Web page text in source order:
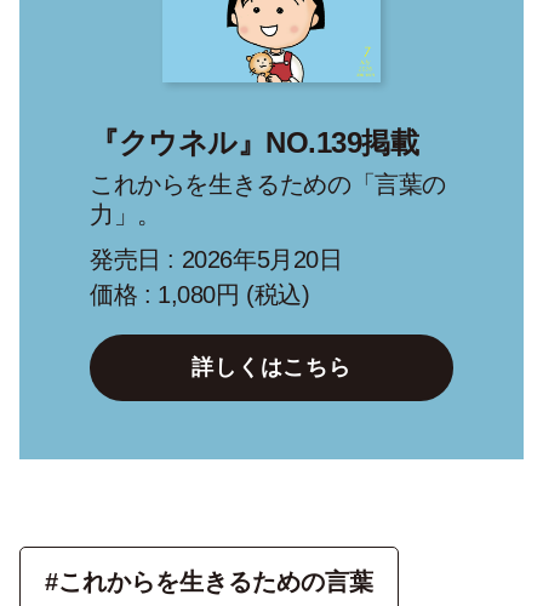
『クウネル』NO.139掲載
これからを生きるための「言葉の
力」。
発売日 : 2026年5月20日
価格 : 1,080円 (税込)
詳しくはこちら
#これからを生きるための言葉